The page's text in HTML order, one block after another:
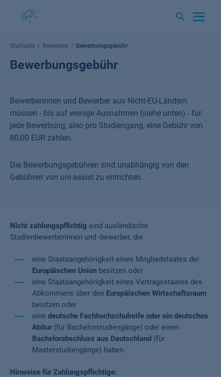
Startseite Bewerben Bewerbungsgebühr
Bewerbungsgebühr
Bewerberinnen und Bewerber aus Nicht-EU-Ländern
müssen - bis auf wenige Ausnahmen (siehe unten) - für
jede Bewerbung, also pro Studiengang, eine Gebühr von
80,00 EUR zahlen.
Die Bewerbungsgebühren sind unabhängig von den
Gebühren von uni-assist zu entrichten.
Nicht zahlungspflichtig sind ausländische
Studienbewerberinnen und -bewerber, die
eine Staatsangehörigkeit eines Mitgliedstaates der
Europäischen Union besitzen oder
eine Staatsangehörigkeit eines Vertragsstaates des
Abkommens über den Europäischen Wirtschaftsraum
besitzen oder
eine deutsche Fachhochschulreife oder ein deutsches
Abitur (für Bachelorstudiengänge) oder einen
Bachelorabschluss aus Deutschland (für
Masterstudiengänge) haben.
Hinweise für Zahlungspflichtige: